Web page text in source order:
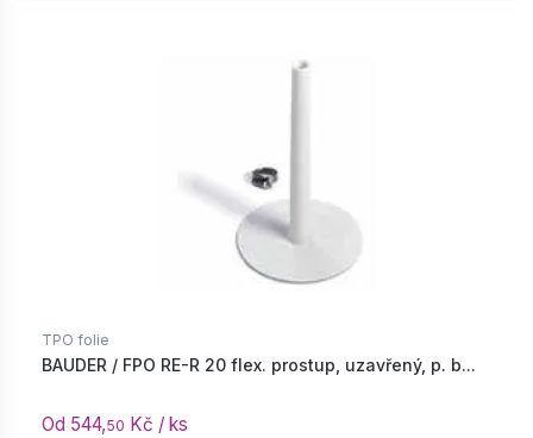
TPO folie
BAUDER / FPO RE-R 20 flex. prostup, uzavřený, p. b...
Od 544,50 Kč / ks